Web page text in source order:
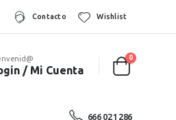
Contacto Wishlist
/ Mi Cuenta
0
666 021 286